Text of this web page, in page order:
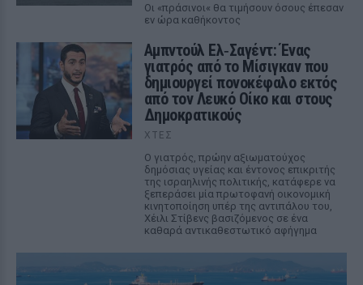
Οι «πράσινοι« θα τιμήσουν όσους έπεσαν
εν ώρα καθήκοντος
Αμπντούλ Ελ‑Σαγέντ: Ένας
γιατρός από το Μίσιγκαν που
δημιουργεί πονοκέφαλο εκτός
από τον Λευκό Οίκο και στους
Δημοκρατικούς
ΧΤΕΣ
Ο γιατρός, πρώην αξιωματούχος
δημόσιας υγείας και έντονος επικριτής
της ισραηλινής πολιτικής, κατάφερε να
ξεπεράσει μία πρωτοφανή οικονομική
κινητοποίηση υπέρ της αντιπάλου του,
Χέιλι Στίβενς βασιζόμενος σε ένα
καθαρά αντικαθεστωτικό αφήγημα